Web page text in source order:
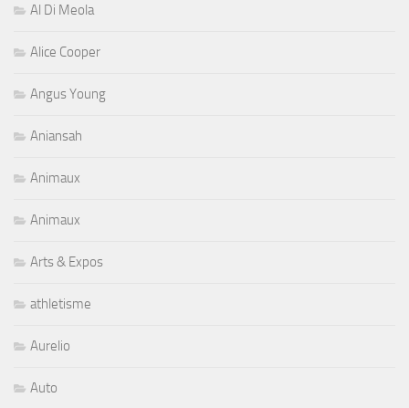
Al Di Meola
Alice Cooper
Angus Young
Aniansah
Animaux
Animaux
Arts & Expos
athletisme
Aurelio
Auto